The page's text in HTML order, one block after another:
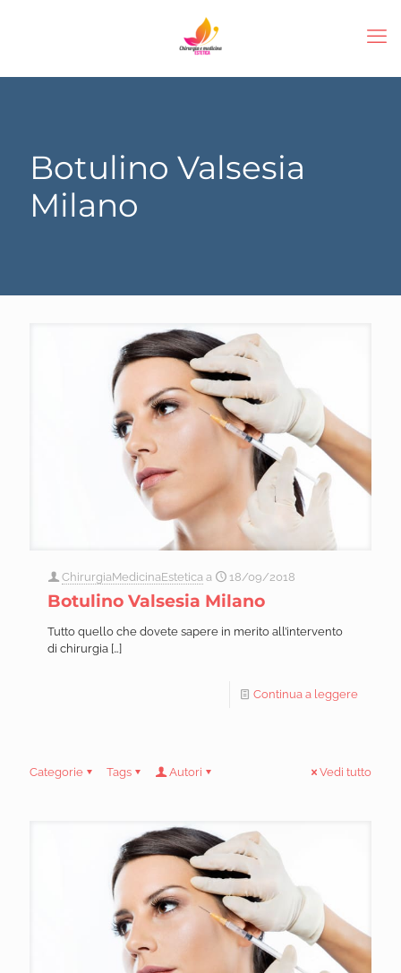
Botulino Valsesia
Milano
ChirurgiaMedicinaEstetica a 18/09/2018
Botulino Valsesia Milano
Tutto quello che dovete sapere in merito all’intervento
di chirurgia […]
Continua a leggere
Categorie Tags Autori Vedi tutto